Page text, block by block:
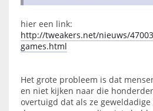
hier een link:
http://tweakers.net/nieuws/
games.html
Het grote probleem is dat
en niet kijken naar die
overtuigd dat als ze